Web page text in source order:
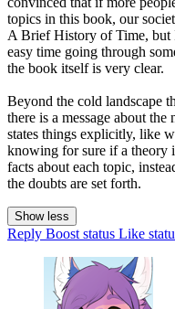
topics in this book, our
A Brief History of Time, but
easy time going through
the book itself is very clear.
Beyond the cold landscape
there is a message about
states things explicitly, like
knowing for sure if a theory
facts about each topic,
the doubts are set forth.
Show less
Reply Boost status Like